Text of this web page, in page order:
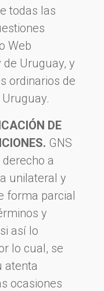
todas las
Web
Uruguay, y
ordinarios de
DE
GNS
derecho a
unilateral y
forma parcial
y
así lo
lo cual, se
atenta
ocasiones